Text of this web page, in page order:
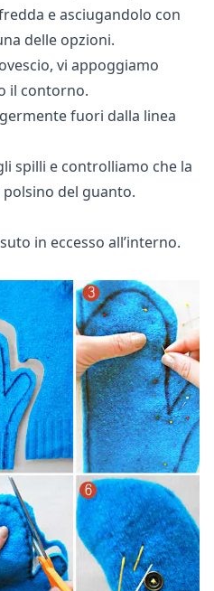
e asciugandolo con
delle opzioni.
vi appoggiamo
il contorno.
fuori dalla linea
spilli e controlliamo che la
del guanto.
in eccesso all’interno.